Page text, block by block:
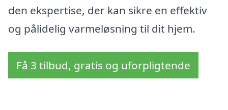
den ekspertise, der kan sikre en effektiv
og pålidelig varmeløsning til dit hjem.
Få 3 tilbud, gratis og uforpligtende